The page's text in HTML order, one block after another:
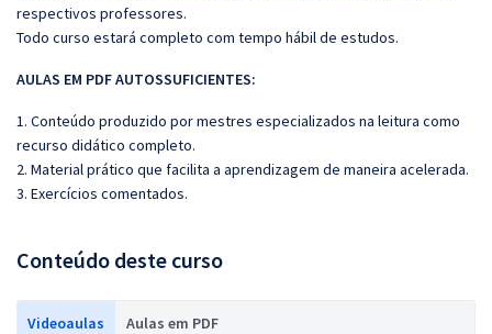
respectivos professores.
Todo curso estará completo com tempo hábil de estudos.
AULAS EM PDF AUTOSSUFICIENTES:
1. Conteúdo produzido por mestres especializados na leitura como
recurso didático completo.
2. Material prático que facilita a aprendizagem de maneira acelerada.
3. Exercícios comentados.
Conteúdo deste curso
Videoaulas Aulas em PDF